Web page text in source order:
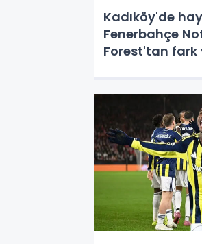
Kadıköy'de
Fenerbahçe
Forest'tan fark